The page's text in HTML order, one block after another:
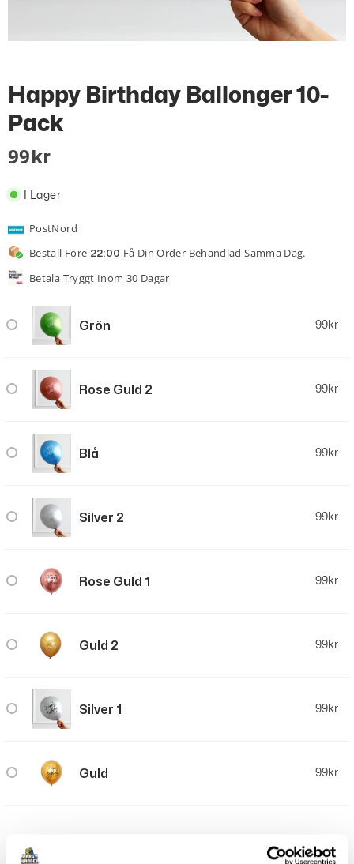
Happy Birthday Ballonger 10-
Pack
99 Kr
I Lager
PostNord
Beställ Före 22:00 Få Din Order Behandlad Samma Dag.
Betala Tryggt Inom 30 Dagar
Grön 99kr
Rose Guld 2 99kr
Blå 99kr
Silver 2 99kr
Rose Guld 1 99kr
Guld 2 99kr
Silver 1 99kr
Guld 99kr